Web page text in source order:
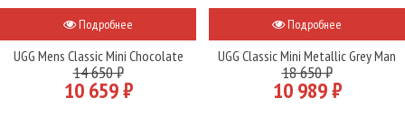
Подробнее
UGG Mens Classic Mini Chocolate
14 650 ₽
10 659 ₽
Подробнее
UGG Classic Mini Metallic Grey Man
18 650 ₽
10 989 ₽